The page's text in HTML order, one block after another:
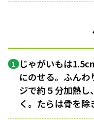
1 じゃがいもは
にのせる。ふん
ジで約５分加熱
く。たらは骨を除